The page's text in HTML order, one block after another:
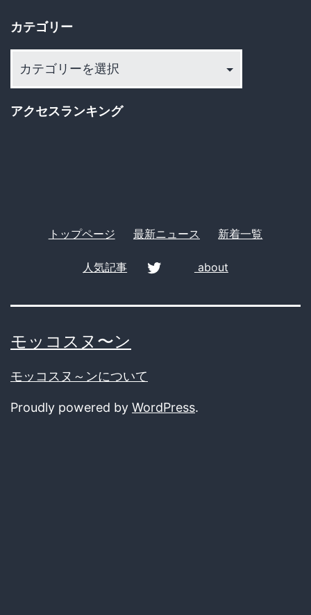
ブ
カテゴリー
テ
リ
アクセスランキング
トップページ 最新ニュース 新着一覧
人気記事 about
モッコスヌ〜ン
モッコスヌ～ンについて
Proudly powered by WordPress.